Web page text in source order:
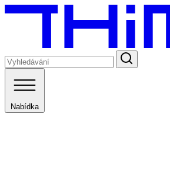
Nabídka